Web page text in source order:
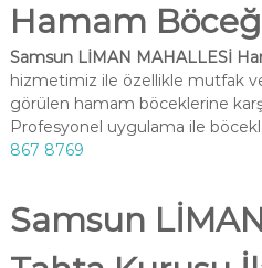
Hamam
Samsun LİMAN MAHALLESİ
hizmetimiz ile özellikle mutfak
görülen hamam böceklerine
Profesyonel uygulama ile
867 8769
Samsun